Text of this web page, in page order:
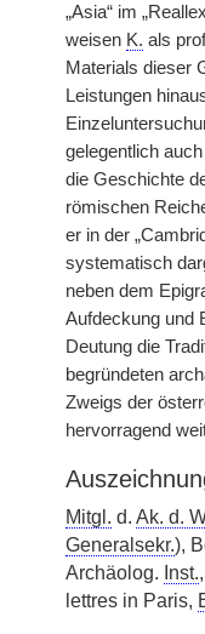
„Asia“ im
weisen K. als
Materials dieser
Leistungen
gelegentlich
die Geschichte
römischen
er in der
systematisch
neben dem
Aufdeckung und
Deutung die
begründeten
Zweigs der
hervorragend
Mitgl. d. Ak. d.
Generalsekr.),
Archäolog. Inst.
lettres in Paris,